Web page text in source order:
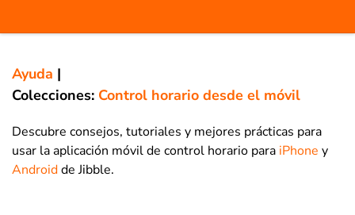
Ayuda |
Colecciones: Control horario desde el móvil
Descubre consejos, tutoriales y mejores prácticas para
usar la aplicación móvil de control horario para iPhone y
Androidde Jibble.